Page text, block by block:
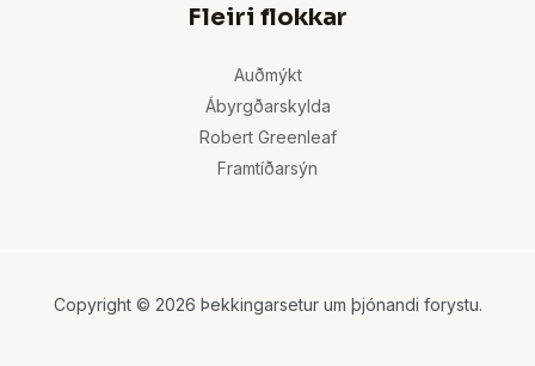
Fleiri flokkar
Auðmýkt
Ábyrgðarskylda
Robert Greenleaf
Framtíðarsýn
Copyright © 2026 Þekkingarsetur um þjónandi forystu.